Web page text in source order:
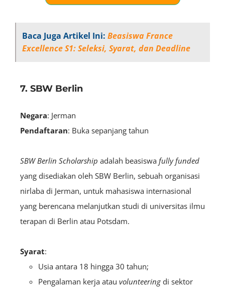
Baca Juga Artikel Ini: Beasiswa France
Excellence S1: Seleksi, Syarat, dan Deadline
7. SBW Berlin
Negara: Jerman
Pendaftaran: Buka sepanjang tahun
SBW Berlin Scholarship adalah beasiswa fully funded
yang disediakan oleh SBW Berlin, sebuah organisasi
nirlaba di Jerman, untuk mahasiswa internasional
yang berencana melanjutkan studi di universitas ilmu
terapan di Berlin atau Potsdam.
Syarat:
Usia antara 18 hingga 30 tahun;
Pengalaman kerja atau volunteeringdi sektor